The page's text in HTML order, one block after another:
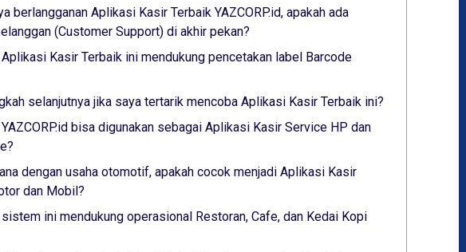
berlangganan Aplikasi Kasir Terbaik YAZCORP.id, apakah ada
(Customer Support) di akhir pekan?
Aplikasi Kasir Terbaik ini mendukung pencetakan label Barcode
selanjutnya jika saya tertarik mencoba Aplikasi Kasir Terbaik ini?
bisa digunakan sebagai Aplikasi Kasir Service HP dan
dengan usaha otomotif, apakah cocok menjadi Aplikasi Kasir
dan Mobil?
sistem ini mendukung operasional Restoran, Cafe, dan Kedai Kopi